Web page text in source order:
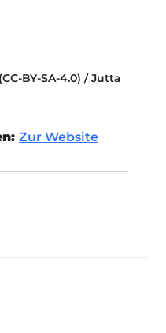
BY-SA-4.0) / Jutta
Zur Website